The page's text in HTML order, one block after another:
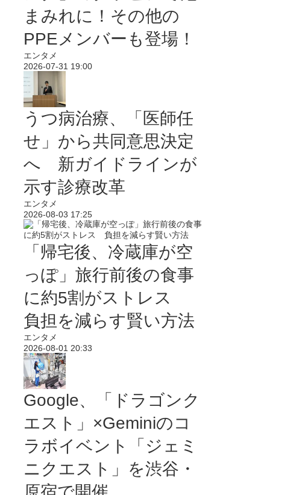
まみれに！その他の
PPEメンバーも登場！
エンタメ
2026-07-31 19:00
うつ病治療、「医師任
せ」から共同意思決定
へ 新ガイドラインが
示す診療改革
エンタメ
2026-08-03 17:25
「帰宅後、冷蔵庫が空
っぽ」旅行前後の食事
に約5割がストレス
負担を減らす賢い方法
エンタメ
2026-08-01 20:33
Google、「ドラゴンク
エスト」×Geminiのコ
ラボイベント「ジェミ
ニクエスト」を渋谷・